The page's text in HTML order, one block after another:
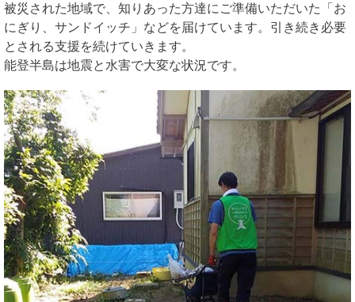
被災された地域で、知りあった方達にご準備いただいた「お
にぎり、サンドイッチ」などを届けています。引き続き必要
とされる支援を続けていきます。
能登半島は地震と水害で大変な状況です。